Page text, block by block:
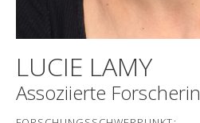
LUCIE LAMY
Assoziierte Forscherin